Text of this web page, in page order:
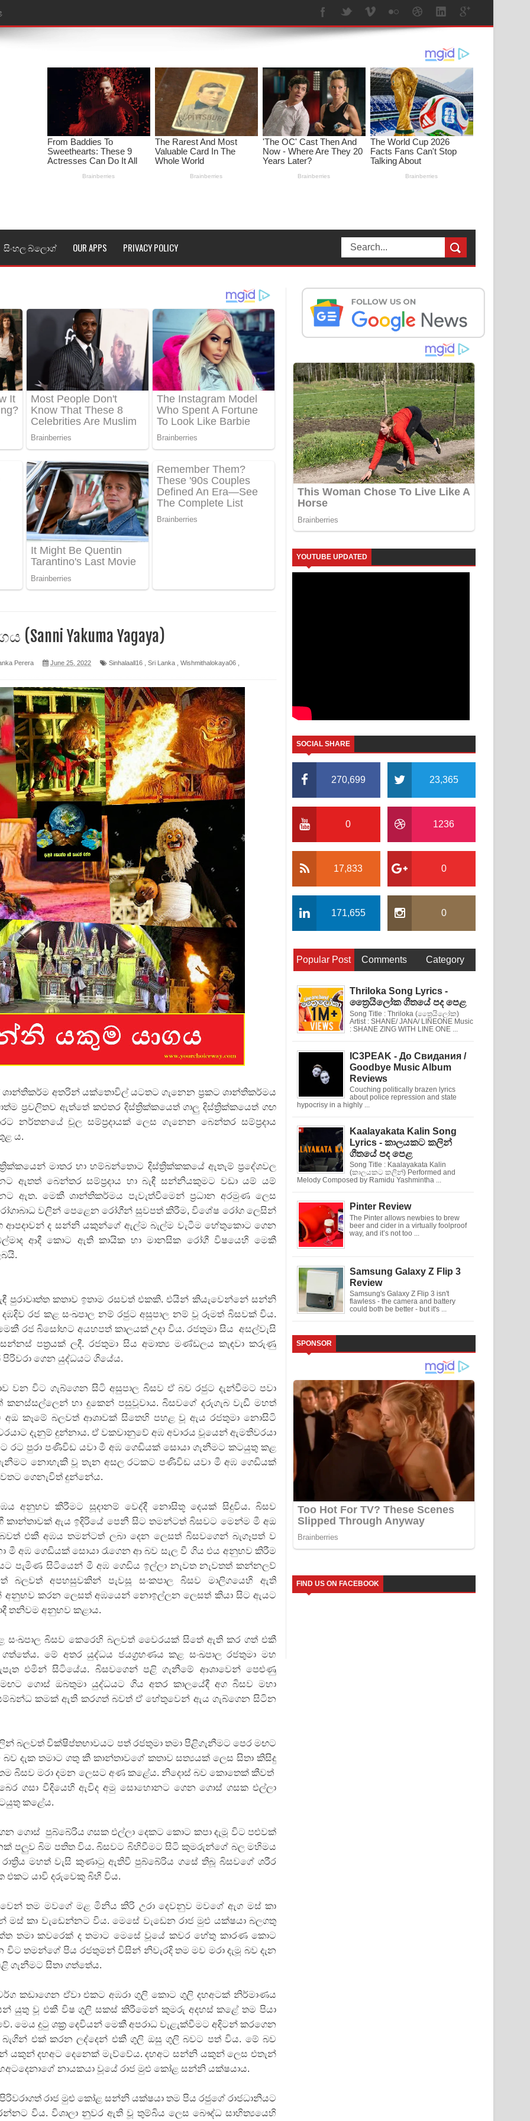
ගීතයේ පද පෙළ
පද පෙළ
cup song lyrics
පෙළ
පද පෙළ
පෙළ
පද පෙළ
පද පෙළ
ලියන්න ගීතයේ පද පෙළ
පෙළ
පෙළ
පෙළ
පෙළ
පද පෙළ
පද පෙළ
පෙළ
සිංහල බ්ලොග් OUR APPS PRIVACY POLICY
Yakuma Yagaya)
Perera June 25, 2022 Sinhalaall16 Sri Lanka Wishmithalokaya06
ශාන්තිකර්ම අතරින් යක්තොවිල් යටතට ගැනෙන ප්‍රකට ශාන්තිකර්මය
ප්‍රචලිතව ඇත්තේ කළුතර දිස්ත්‍රික්කයෙත් ගාලු දිස්ත්‍රික්කයෙත් ගඟ
නර්තනයේ චූල සම්ප්‍රදායක් ලෙස ගැනෙන බෙන්තර සම්ප්‍රදාය
ය.
මාතර හා හම්බන්තොට දිස්ත්‍රික්කකයේ ඇතැම් ප්‍රදේශවල
ඇතත් බෙන්තර සම්ප්‍රදාය හා බැඳී සන්නියකුමට වඩා යම් යම්
ඇත. මෙකී ශාන්තිකර්මය පැවැත්වීමෙන් ප්‍රධාන අරමුණ ලෙස
වලින් පෙළෙන රෝගීන් සුවපත් කිරීම, විශේෂ රෝග ලෙසින්
ද සන්නි යකුන්ගේ ඇල්ම බැල්ම වැටීම හේතුකොට ගෙන
ආදී කොට ඇති කායික හා මානසික රෝගී විෂයෙහි මෙකී
පුරාවෘත්ත කතාව ඉතාම රසවත් එකකි. එයින් කියැවෙන්නේ සන්නි
රජ කළ සංඛපාල නම් රජුට අසුපාල නම් වූ රූමත් බිසවක් විය.
රජ බිසෝහට අයහපත් කාලයක් උදා විය. රජතුමා සිය අසල්වැසි
පත්‍රයක් ලදී. රජතුමා සිය අමාත්‍ය මණ්ඩලය කැඳවා කරුණු
ගෙන යුද්ධයට ගියේය.
වන විට ගැබ්ගෙන සිටි අසුපාල බිසව ඒ බව රජුට දැන්වීමට පවා
කනස්සල්ලෙන් හා දුකෙන් පසුවූවාය. බිසවගේ දරුගැබ වැඩී මහත්
අඔ කෑමේ බලවත් ආශාවක් සිතෙහි පහළ වූ ඇය රජතුමා නොසිටි
දැනුම් දුන්නාය. ඒ වකවානුවේ අඹ අවාරය වූයෙන් ඇමතිවරයා
රට පුරා පණිවිඩ යවා මී අඹ ගෙඩියක් සොයා ගැනීමට කටයුතු කළ
නොහැකි වූ තැන අසල රටකට පණිවිඩ යවා මී අඹ ගෙඩියක්
ගෙනැවිත් දුන්නේය.
අනුභව කිරීමට සූදානම් වෙද්දී නොසිතූ දෙයක් සිදුවිය. බිසව
කාන්තාවක් ඇය ඉදිරියේ පෙනී සිට තමන්ටත් බිසවට මෙන්ම මී අඔ
එකී අඹය තමන්ටත් ලබා දෙන ලෙසත් බිසවගෙන් බැගෑපත් ව
මී අඹ ගෙඩියක් සොයා රැගෙන ආ බව සැල වී ගිය එය අනුභව කිරීම
පැමිණ සිටියෙන් මී අඹ ගෙඩිය ඉල්ලා නැවත නැවතත් කන්නලව්
බලවත් අපහසුවකින් පැවසූ සංකපාල බිසව මාලිගයෙහි ඇති
කරන ලෙසත් අඹයෙන් නොඉල්ලන ලෙසත් කියා සිට ඇයට
තනිවම අනුභව කළාය.
සංඛපාල බිසව කෙරෙහි බලවත් වෛරයක් සිතේ ඇති කර ගත් එකී
ගත්තේය. මේ අතර යුද්ධය ජයග්‍රහණය කළ සංඛපාල රජතුමා මහ
එමින් සිටියේය. බිසවගෙන් පළි ගැනීමේ ආශාවෙන් පෙළුණු
ගොස් ඔබතුමා යුද්ධයට ගිය අතර කාලයේදී අග බිසව මහා
කමක් ඇති කරගත් බවත් ඒ හේතුවෙන් ඇය ගැබ්ගෙන සිටින
බලවත් වික්ෂිප්තභාවයට පත් රජතුමා තමා පිළිගැනීමට පෙර මඟට
දැක තමාට ගතු කී කාන්තාවගේ කතාව සත්‍යයක් ලෙස සිතා කිසිදු
බිසව මරා දමන ලෙසට අණ කළේය. නිදොස් බව කොතෙක් කීවත්
ගසා වීදියෙහි ඇවිද අමු සොහොනට ගෙන ගොස් ගසක එල්ලා
කළේය.
ගොස් පුබ්බේරිය ගසක එල්ලා දෙකට කොට කපා දැමූ විට පළුවක්
පලුව බිම පතිත විය. බිසවට බිහිවීමට සිටි කුමරුන්ගේ බල මහිමය
මහත් වැසි කුණාටු ඇතිවී පුබ්බේරිය ගසේ තිබූ බිසවගේ ශරීර
එකට යාවි දරුවෙකු බිහි විය.
තම මවගේ මළ මිනිය කිරි උරා දෙවනුව මවගේ ඇග මස් කා
කා වැඩෙන්නට විය. මෙසේ වැඩෙන රාජ මුළු යක්ෂයා බලගතු
තමා කවරෙක් ද තමාට මෙසේ වූයේ කවර හේතු කාරණ කොට
තමන්ගේ පිය රජතුමන් විසින් නිවැරදි තම මව මරා දැමූ බව දැන
ගැනීමට සිතා ගත්තේය.
කඩාගෙන ඒවා එකට අඹරා ගුලි කොට ගුලි දහඅටක් නිර්මාණය
යුතු වූ එකී විෂ ගුලි සකස් කිරීමෙන් කුමරු අදහස් කළේ තම පියා
මෙය දුටු ශක්‍ර දෙවියන් මෙකී අපරාධ වැළැක්වීමට අදිටන් කරගෙන
බැගින් එක් කරන ලද්දෙන් එකී ගුලි ඔසු ගුලි බවට පත් විය. මේ බව
යකුන් දහඅට දෙනෙක් මැව්වේය. දහඅට සන්නි යකුන් ලෙස එතැන්
නායකයා වූයේ රාජ මුළු කෝළ සන්නි යක්ෂයාය.
රාජ මුළු කෝළ සන්නි යක්ෂයා තම පිය රජුගේ රාජධානියට
විය. විශාලා නුවර ඇති වූ තුම්බිය ලෙස බෞද්ධ සාහිත්‍යයෙහි
YOUTUBE UPDATED
SOCIAL SHARE
270,699 23,365
0 1236
17,833 0
171,655 0
Popular Post Comments Category
Thriloka Song Lyrics -
ත්‍රෛයිලෝක ගීතයේ පද පෙළ
Song Title : Thriloka (ත්‍රෛයිලෝක)
Artist : SHANE/ JANA/ LINEONE Music
: SHANE ZING WITH LINE ONE ...
IC3PEAK - До Свидания /
Goodbye Music Album
Reviews
Couching politically brazen lyrics
about police repression and state
hypocrisy in a highly ...
Kaalayakata Kalin Song
Lyrics - කාලයකට කලින්
ගීතයේ පද පෙළ
Song Title : Kaalayakata Kalin
(කාලයකට කලින්) Performed and
Melody Composed by Ramidu Yashmintha ...
Pinter Review
The Pinter allows newbies to brew
beer and cider in a virtually foolproof
way, and it’s not too ...
Samsung Galaxy Z Flip 3
Review
Samsung's Galaxy Z Flip 3 isn't
flawless - the camera and battery
could both be better - but it's ...
SPONSOR
FIND US ON FACEBOOK